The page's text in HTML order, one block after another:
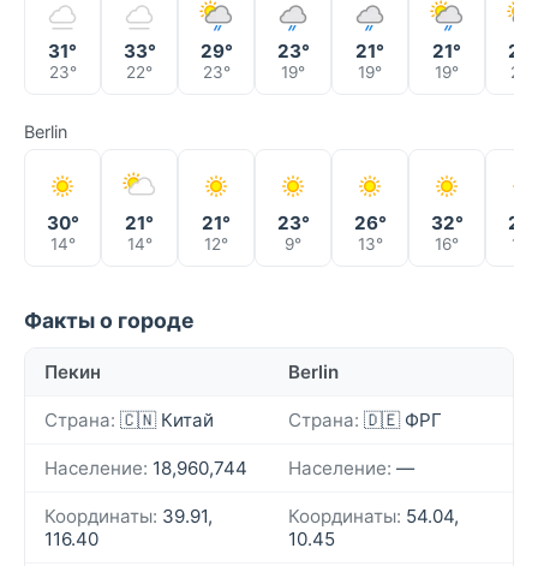
31°
23°
33°
22°
29°
23°
23°
19°
21°
19°
21°
19° 20°
Berlin
30°
14°
21°
14°
21°
12°
23°
9°
26°
13°
32°
16° 17°
Факты о городе
Пекин Berlin
Страна: 🇨🇳 Китай Страна: 🇩🇪 ФРГ
Население: 18,960,744 Население: —
Координаты: 39.91,
116.40
Координаты: 54.04,
10.45